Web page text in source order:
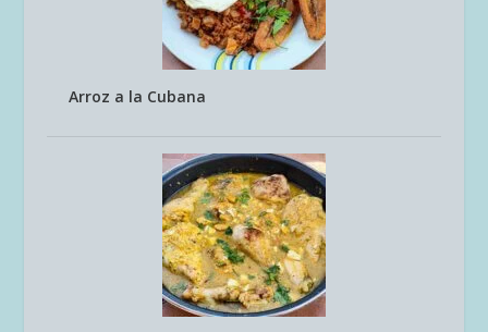
Arroz a la Cubana